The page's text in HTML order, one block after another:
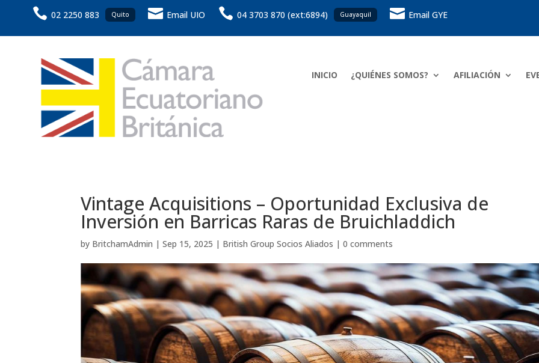
 02 2250 883 Quito  Email UIO  04 3703 870 (ext:6894) Guayaquil  Email GYE
INICIO ¿QUIÉNES SOMOS? AFILIACIÓN
Vintage Acquisitions – Oportunidad Exclusiva de
Inversión en Barricas Raras de Bruichladdich
by BritchamAdmin |Sep 15, 2025 | British Group Socios Aliados |0 comments